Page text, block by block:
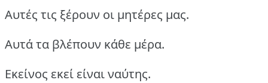
Αυτές τις ξέρουν οι μητέρες μας.
Αυτά τα βλέπουν κάθε μέρα.
Εκείνος εκεί είναι ναύτης.